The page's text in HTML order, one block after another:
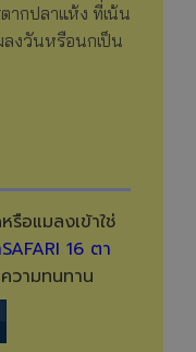
ากปลาแห้ง ที่เน้น
งวันหรือนกเป็น
รือแมลงเข้าใช่
16 ตา
วามทนทาน